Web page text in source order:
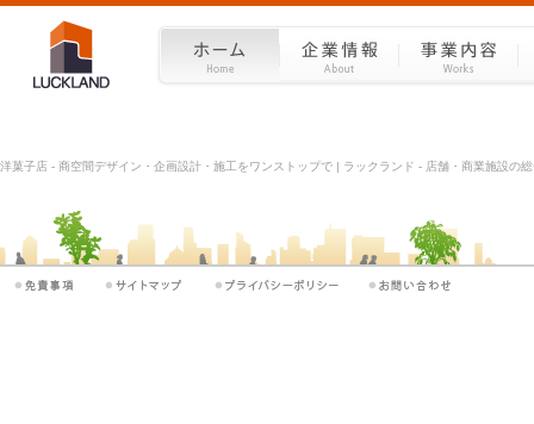
洋菓子店 - 商空間デザイン・企画設計・施工をワンストップで | ラックランド - 店舗・商業施設の